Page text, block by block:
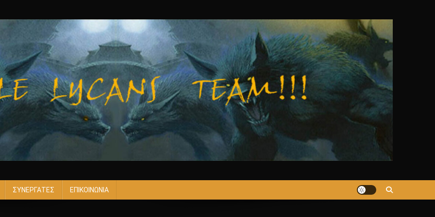
ΣΥΝΕΡΓΑΤΕΣ ΕΠΙΚΟΙΝΩΝΙΑ